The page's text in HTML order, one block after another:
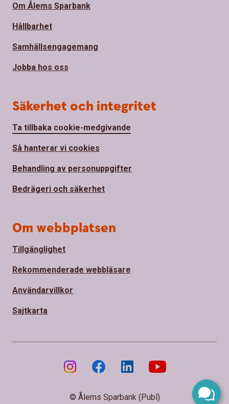
Om Ålems Sparbank
Hållbarhet
Samhällsengagemang
Jobba hos oss
Säkerhet och integritet
Ta tillbaka cookie-medgivande
Så hanterar vi cookies
Behandling av personuppgifter
Bedrägeri och säkerhet
Om webbplatsen
Tillgänglighet
Rekommenderade webbläsare
Användarvillkor
Sajtkarta
© Ålems Sparbank (Publ)